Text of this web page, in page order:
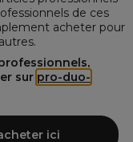
de ces
acheter pour
sur pro-duo-
ici
vous proposons une
la coiffure et